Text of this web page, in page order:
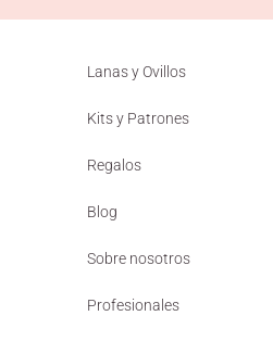
Lanas y Ovillos
Kits y Patrones
Regalos
Blog
Sobre nosotros
Profesionales